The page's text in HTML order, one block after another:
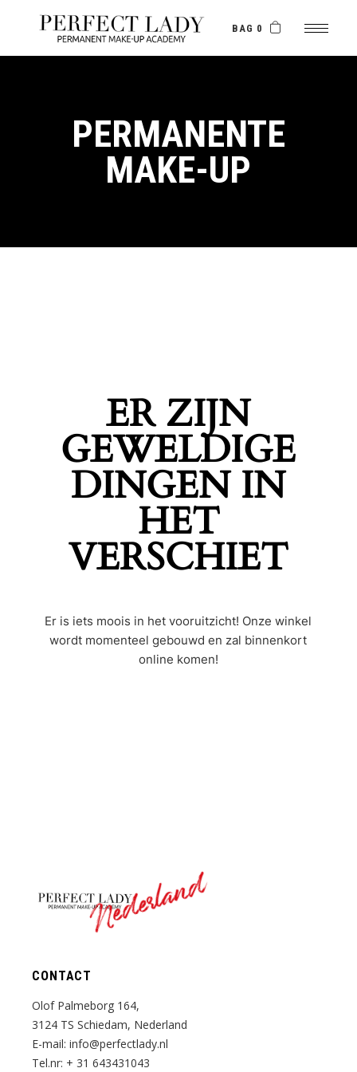
BAG 0
PERMANENTE
MAKE-UP
ER ZIJN
GEWELDIGE
DINGEN IN
HET
VERSCHIET
Er is iets moois in het vooruitzicht! Onze winkel
wordt momenteel gebouwd en zal binnenkort
online komen!
Nederland
CONTACT
Olof Palmeborg 164,
3124 TS Schiedam, Nederland
E-mail:info@perfectlady.nl
Tel.nr: + 31 643431043